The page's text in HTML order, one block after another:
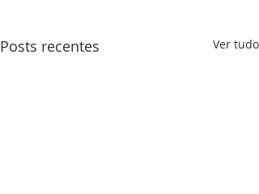
Posts recentes Ver tudo